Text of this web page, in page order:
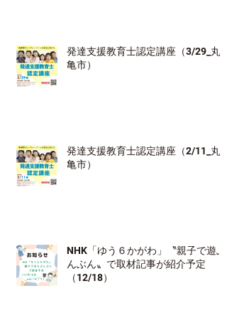
発達支援教育士認定講座（3/29_丸
亀市）
発達支援教育士認定講座（2/11_丸
亀市）
NHK「ゆう６かがわ」〝親子で遊ぶ
んぶん〟で取材記事が紹介予定
（12/18）